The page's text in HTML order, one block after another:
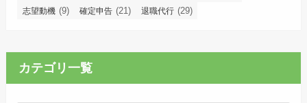
志望動機 (9) 確定申告 (21) 退職代行 (29)
カテゴリ一覧